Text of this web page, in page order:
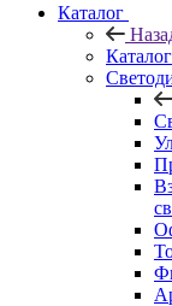
Каталог
Каталог